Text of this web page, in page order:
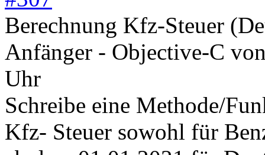
Berechnung Kfz-Steuer
Anfänger - Objective-C
Uhr
Schreibe eine Methode/
Kfz- Steuer sowohl für